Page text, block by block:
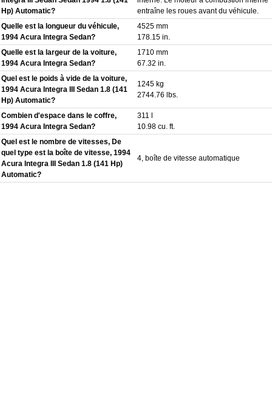
Hp) Automatic?
entraîne les roues avant du véhicule.
Quelle est la longueur du véhicule,
1994 Acura Integra Sedan?
4525 mm
178.15 in.
Quelle est la largeur de la voiture,
1994 Acura Integra Sedan?
1710 mm
67.32 in.
Quel est le poids à vide de la voiture,
1994 Acura Integra III Sedan 1.8 (141
Hp) Automatic?
1245 kg
2744.76 lbs.
Combien d'espace dans le coffre,
1994 Acura Integra Sedan?
311 l
10.98 cu. ft.
Quel est le nombre de vitesses, De
quel type est la boîte de vitesse, 1994
Acura Integra III Sedan 1.8 (141 Hp)
Automatic?
4, boîte de vitesse automatique